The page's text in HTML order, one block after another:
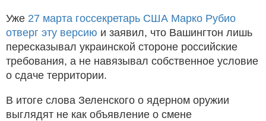
Уже 27 марта госсекретарь США Марко Рубио
отверг эту версию и заявил, что Вашингтон лишь
пересказывал украинской стороне российские
требования, а не навязывал собственное условие
о сдаче территории.
В итоге слова Зеленского о ядерном оружии
выглядят не как объявление о смене